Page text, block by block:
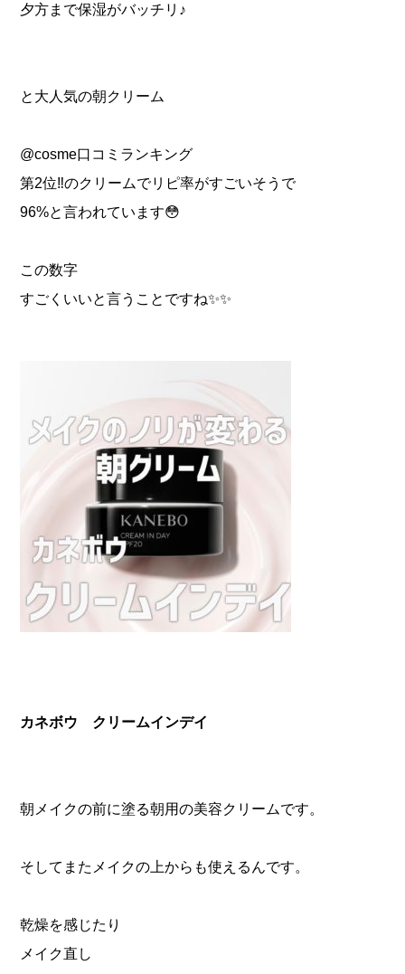
夕方まで保湿がバッチリ♪
と大人気の朝クリーム
@cosme口コミランキング
第2位‼︎のクリームでリピ率がすごいそうで
96%と言われています😳
この数字
すごくいいと言うことですね✨✨
カネボウ クリームインデイ
朝メイクの前に塗る朝用の美容クリームです。
そしてまたメイクの上からも使えるんです。
乾燥を感じたり
メイク直し